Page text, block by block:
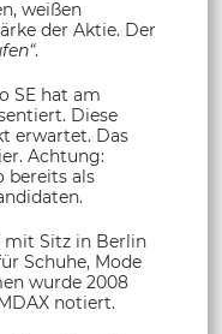
weißen
der Aktie. Der
.
SE hat am
Diese
erwartet. Das
Achtung:
bereits als
mit Sitz in Berlin
Schuhe, Mode
wurde 2008
notiert.